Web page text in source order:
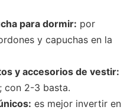
para dormir: por
y capuchas en la
y accesorios de vestir:
con 2-3 basta.
es mejor invertir en